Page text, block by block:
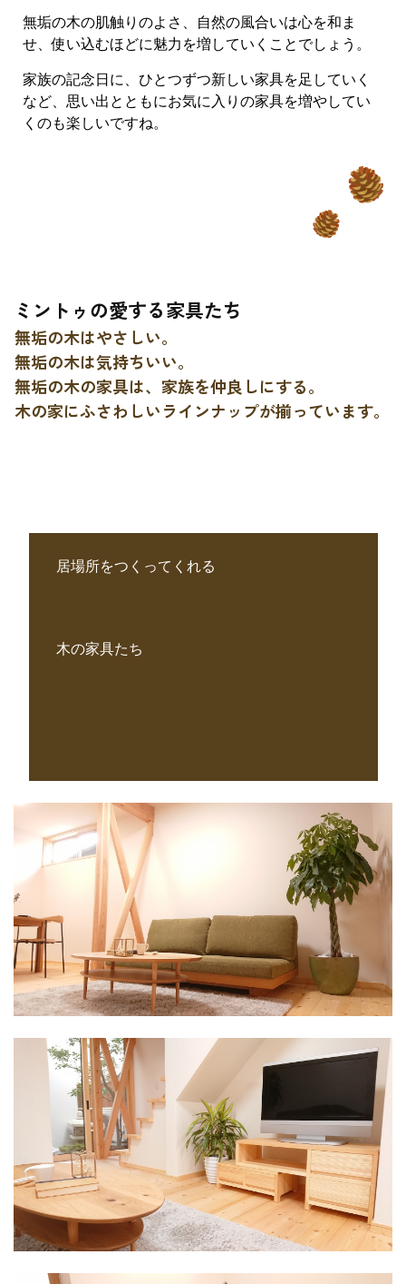
無垢の木の肌触りのよさ、自然の風合いは心を和ま
せ、使い込むほどに魅力を増していくことでしょう。
家族の記念日に、ひとつずつ新しい家具を足していく
など、思い出とともにお気に入りの家具を増やしてい
くのも楽しいですね。
ミントゥの愛する家具たち
無垢の木はやさしい。
無垢の木は気持ちいい。
無垢の木の家具は、家族を仲良しにする。
木の家にふさわしいラインナップが揃っています。
居場所をつくってくれる
木の家具たち